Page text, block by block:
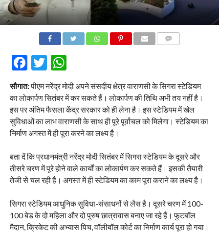
Facebook
Twitter
WhatsApp
सौगात:पीएम नरेंद्र मोदी अपने संसदीय क्षेत्र वाराणसी के सिगरा स्टेडियम
का लोकार्पण सितंबर में कर सकते हैं। लोकार्पण की तिथि अभी तय नहीं है।
इस पर अंतिम फैसला केंद्र सरकार को ही लेना है। इस स्टेडियम में खेल
सुविधाओं का लाभ वाराणसी के साथ ही पूरे पूर्वांचल को मिलेगा। स्टेडियम का
निर्माण अगस्त में ही पूरा करने का लक्ष्य है।
बता दें कि प्रधानमंत्री नरेंद्र मोदी सितंबर में सिगरा स्टेडियम के दूसरे और
तीसरे चरण में पूरे होने वाले कार्यों का लोकार्पण कर सकते हैं। इसकी तैयारी
तेजी से चल रही है। अगस्त में ही स्टेडियम का काम पूरा कराने का लक्ष्य है।
सिगरा स्टेडियम आधुनिक सुविधा-संसाधनों से लैस है। दूसरे चरण में 100-
100 बेड के दो महिला और दो पुरुष छात्रावास बनाए जा रहे हैं। फुटबॉल
मैदान, क्रिकेट की अभ्यास पिच, वॉलीबॉल कोर्ट का निर्माण कार्य पूरा हो गया।